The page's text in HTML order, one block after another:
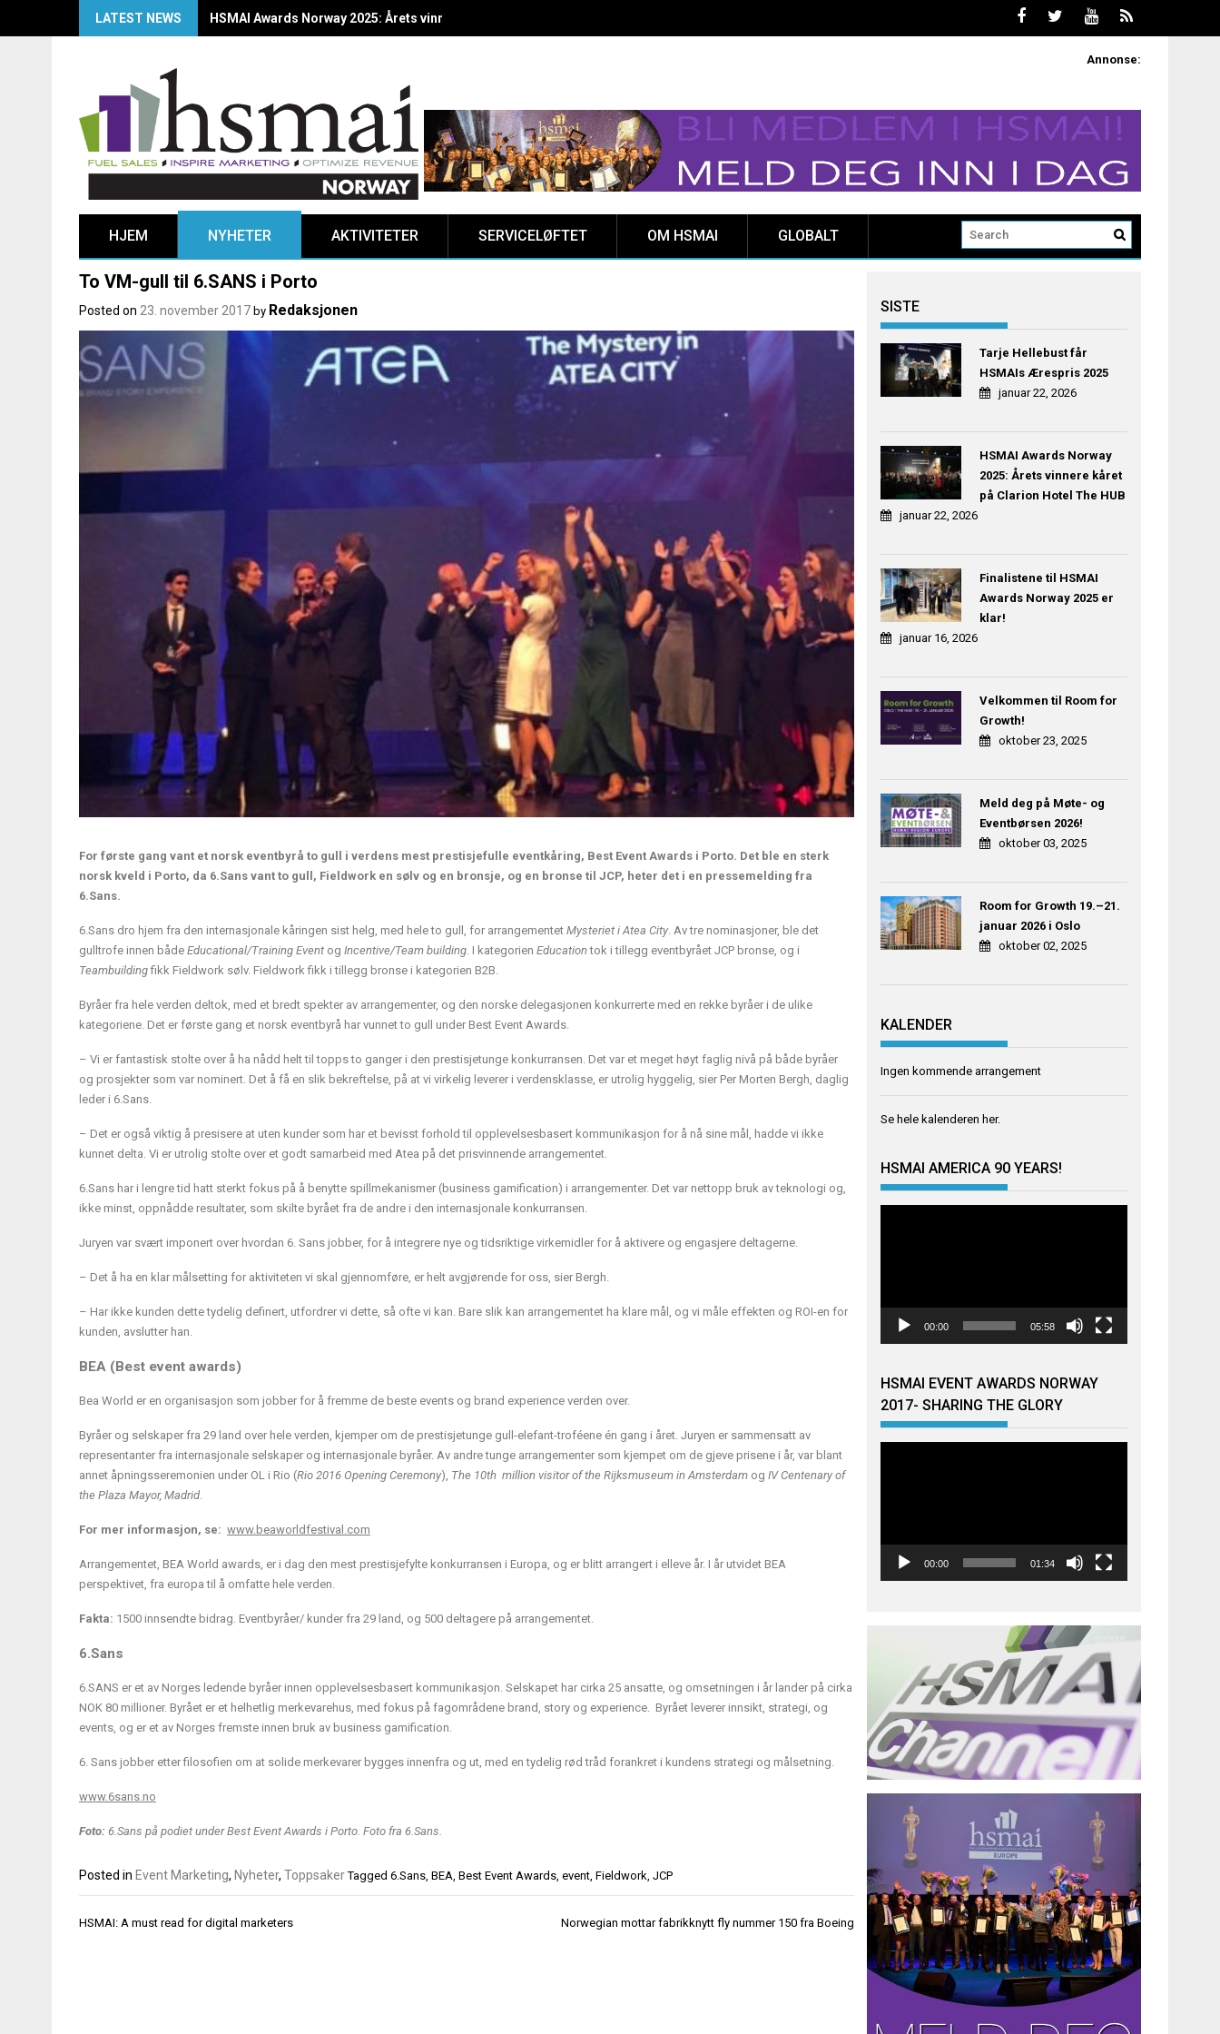
LATEST NEWS HSMAI Awards Norway 2025: Årets vinnere kåret på Clarion Hotel The HUB
Annonse:
HJEM NYHETER AKTIVITETER SERVICELØFTET OM HSMAI GLOBALT
To VM-gull til 6.SANS i Porto
Posted on 23. november 2017 by Redaksjonen
For første gang vant et norsk eventbyrå to gull i verdens mest prestisjefulle eventkåring, Best Event Awards i Porto. Det ble en sterk
norsk kveld i Porto, da 6.Sans vant to gull, Fieldwork en sølv og en bronsje, og en bronse til JCP, heter det i en pressemelding fra
6.Sans.
6.Sans dro hjem fra den internasjonale kåringen sist helg, med hele to gull, for arrangementet Mysteriet i Atea City . Av tre nominasjoner, ble det
gulltrofe innen både Educational/Training Event og Incentive/Team building . I kategorien Education tok i tillegg eventbyrået JCP bronse, og i
Teambuildingfikk Fieldwork sølv. Fieldwork fikk i tillegg bronse i kategorien B2B.
Byråer fra hele verden deltok, med et bredt spekter av arrangementer, og den norske delegasjonen konkurrerte med en rekke byråer i de ulike
kategoriene. Det er første gang et norsk eventbyrå har vunnet to gull under Best Event Awards.
– Vi er fantastisk stolte over å ha nådd helt til topps to ganger i den prestisjetunge konkurransen. Det var et meget høyt faglig nivå på både byråer
og prosjekter som var nominert. Det å få en slik bekreftelse, på at vi virkelig leverer i verdensklasse, er utrolig hyggelig, sier Per Morten Bergh, daglig
leder i 6.Sans.
– Det er også viktig å presisere at uten kunder som har et bevisst forhold til opplevelsesbasert kommunikasjon for å nå sine mål, hadde vi ikke
kunnet delta. Vi er utrolig stolte over et godt samarbeid med Atea på det prisvinnende arrangementet.
6.Sans har i lengre tid hatt sterkt fokus på å benytte spillmekanismer (business gamification) i arrangementer. Det var nettopp bruk av teknologi og,
ikke minst, oppnådde resultater, som skilte byrået fra de andre i den internasjonale konkurransen.
Juryen var svært imponert over hvordan 6. Sans jobber, for å integrere nye og tidsriktige virkemidler for å aktivere og engasjere deltagerne.
– Det å ha en klar målsetting for aktiviteten vi skal gjennomføre, er helt avgjørende for oss, sier Bergh.
– Har ikke kunden dette tydelig definert, utfordrer vi dette, så ofte vi kan. Bare slik kan arrangementet ha klare mål, og vi måle effekten og ROI-en for
kunden, avslutter han.
BEA (Best event awards)
Bea World er en organisasjon som jobber for å fremme de beste events og brand experience verden over.
Byråer og selskaper fra 29 land over hele verden, kjemper om de prestisjetunge gull-elefant-troféene én gang i året. Juryen er sammensatt av
representanter fra internasjonale selskaper og internasjonale byråer. Av andre tunge arrangementer som kjempet om de gjeve prisene i år, var blant
annet åpningsseremonien under OL i Rio (Rio 2016 Opening Ceremony), The 10th million visitor of the Rijksmuseum in Amsterdam og IV Centenary of
the Plaza Mayor, Madrid
For mer informasjon, se: www.beaworldfestival.com
Arrangementet, BEA World awards, er i dag den mest prestisjefylte konkurransen i Europa, og er blitt arrangert i elleve år. I år utvidet BEA
perspektivet, fra europa til å omfatte hele verden.
Fakta: 1500 innsendte bidrag. Eventbyråer/ kunder fra 29 land, og 500 deltagere på arrangementet.
6.Sans
6.SANS er et av Norges ledende byråer innen opplevelsesbasert kommunikasjon. Selskapet har cirka 25 ansatte, og omsetningen i år lander på cirka
NOK 80 millioner. Byrået er et helhetlig merkevarehus, med fokus på fagområdene brand, story og experience. Byrået leverer innsikt, strategi, og
events, og er et av Norges fremste innen bruk av business gamification.
6. Sans jobber etter filosofien om at solide merkevarer bygges innenfra og ut, med en tydelig rød tråd forankret i kundens strategi og målsetning.
www.6sans.no
Foto: 6.Sans på podiet under Best Event Awards i Porto. Foto fra 6.Sans.
Posted in Event Marketing, Nyheter, Toppsaker Tagged 6.Sans BEA Best Event Awards event Fieldwork JCP
Innleggsnavigasjon
HSMAI: A must read for digital marketers Norwegian mottar fabrikknytt fly nummer 150 fra Boeing
SISTE
Tarje Hellebust får
HSMAIs Ærespris 2025
januar 22, 2026
HSMAI Awards Norway
2025: Årets vinnere kåret
på Clarion Hotel The HUB
januar 22, 2026
Finalistene til HSMAI
Awards Norway 2025 er
klar!
januar 16, 2026
Velkommen til Room for
Growth!
oktober 23, 2025
Meld deg på Møte- og
Eventbørsen 2026!
oktober 03, 2025
Room for Growth 19.–21.
januar 2026 i Oslo
oktober 02, 2025
KALENDER
Ingen kommende arrangement
Se hele kalenderen her.
HSMAI AMERICA 90 YEARS!
00:00 05:58
HSMAI EVENT AWARDS NORWAY
2017- SHARING THE GLORY
00:00 01:34